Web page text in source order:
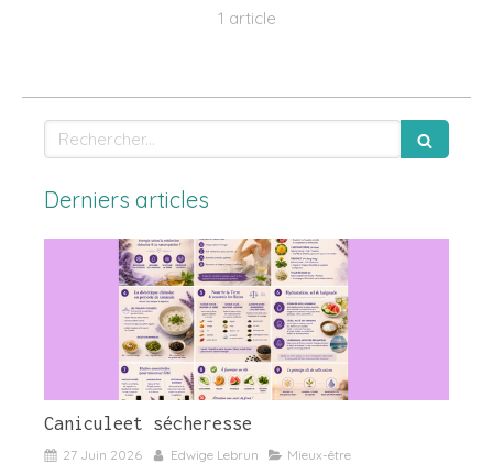
1 article
Rechercher
Derniers articles
Caniculeet sécheresse
27 Juin 2026 Edwige Lebrun Mieux-être